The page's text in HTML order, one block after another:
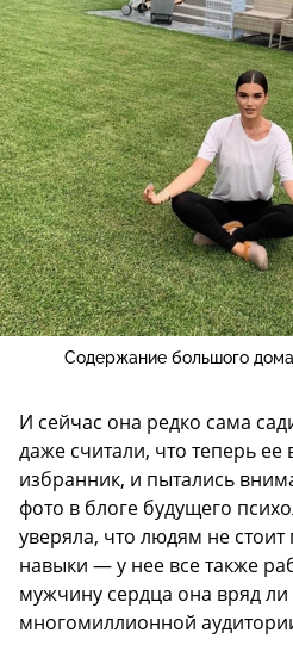
Содержание большого
И сейчас она редко сама
даже считали, что теперь ее
избранник, и пытались
фото в блоге будущего
уверяла, что людям не стоит
навыки — у нее все также
мужчину сердца она вряд
многомиллионной